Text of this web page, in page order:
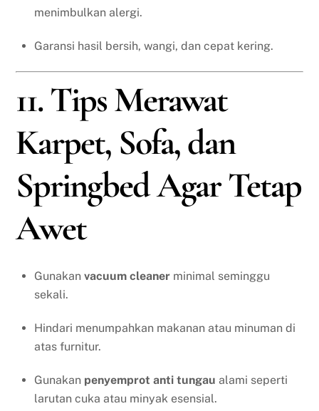
menimbulkan alergi.
Garansi hasil bersih, wangi, dan cepat kering.
11. Tips Merawat
Karpet, Sofa, dan
Springbed Agar Tetap
Awet
Gunakan vacuum cleaner minimal seminggu
sekali.
Hindari menumpahkan makanan atau minuman di
atas furnitur.
Gunakan penyemprot anti tungau alami seperti
larutan cuka atau minyak esensial.